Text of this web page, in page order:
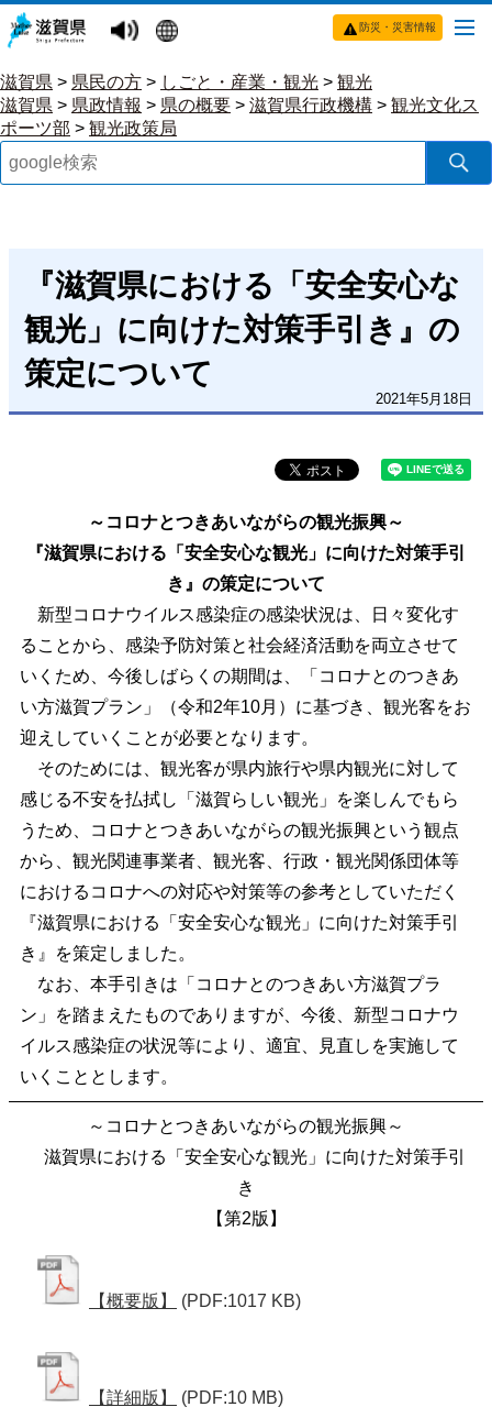
防災・災害情報
滋賀県 > 県民の方 > しごと・産業・観光 > 観光
滋賀県 > 県政情報 > 県の概要 > 滋賀県行政機構 > 観光文化ス
ポーツ部 > 観光政策局
『滋賀県における「安全安心な
観光」に向けた対策手引き』の
策定について
2021年5月18日
～コロナとつきあいながらの観光振興～
『滋賀県における「安全安心な観光」に向けた対策手引
き』の策定について
新型コロナウイルス感染症の感染状況は、日々変化す
ることから、感染予防対策と社会経済活動を両立させて
いくため、今後しばらくの期間は、「コロナとのつきあ
い方滋賀プラン」（令和2年10月）に基づき、観光客をお
迎えしていくことが必要となります。
そのためには、観光客が県内旅行や県内観光に対して
感じる不安を払拭し「滋賀らしい観光」を楽しんでもら
うため、コロナとつきあいながらの観光振興という観点
から、観光関連事業者、観光客、行政・観光関係団体等
におけるコロナへの対応や対策等の参考としていただく
『滋賀県における「安全安心な観光」に向けた対策手引
き』を策定しました。
なお、本手引きは「コロナとのつきあい方滋賀プラ
ン」を踏まえたものでありますが、今後、新型コロナウ
イルス感染症の状況等により、適宜、見直しを実施して
いくこととします。
～コロナとつきあいながらの観光振興～
滋賀県における「安全安心な観光」に向けた対策手引
き
【第2版】
【概要版】 (PDF:1017 KB)
【詳細版】 (PDF:10 MB)